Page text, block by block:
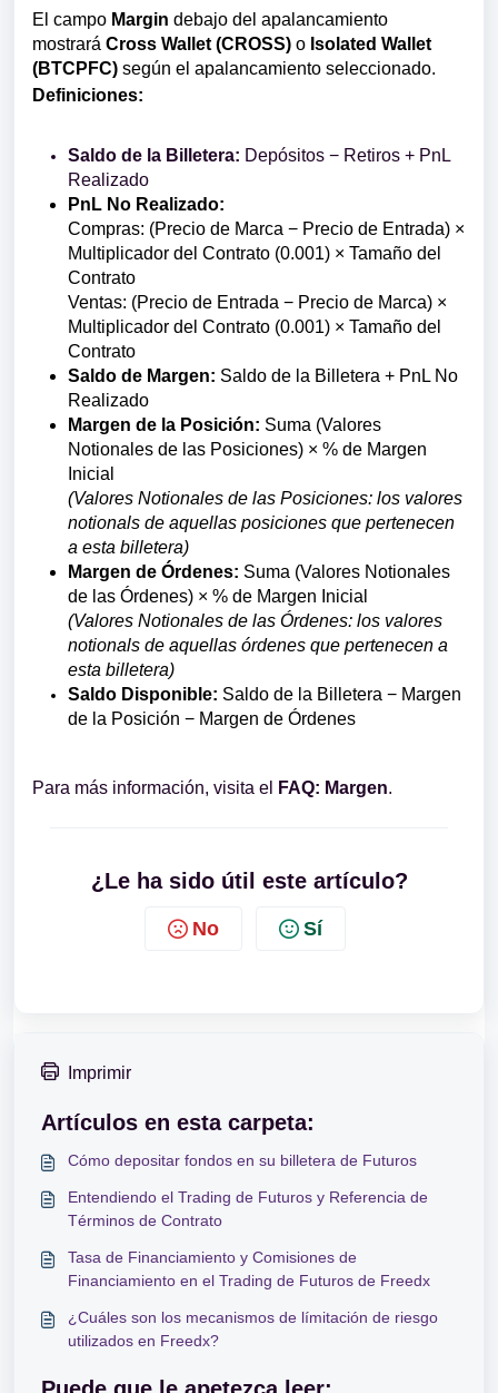
El campo Margin debajo del apalancamiento
mostrará Cross Wallet (CROSS) o Isolated Wallet
(BTCPFC) según el apalancamiento seleccionado.
Definiciones:
Saldo de la Billetera: Depósitos − Retiros + PnL
Realizado
PnL No Realizado:
Compras: (Precio de Marca − Precio de Entrada) ×
Multiplicador del Contrato (0.001) × Tamaño del
Contrato
Ventas: (Precio de Entrada − Precio de Marca) ×
Multiplicador del Contrato (0.001) × Tamaño del
Contrato
Saldo de Margen: Saldo de la Billetera + PnL No
Realizado
Margen de la Posición: Suma (Valores
Notionales de las Posiciones) × % de Margen
Inicial
(Valores Notionales de las Posiciones: los valores
notionals de aquellas posiciones que pertenecen
a esta billetera)
Margen de Órdenes: Suma (Valores Notionales
de las Órdenes) × % de Margen Inicial
(Valores Notionales de las Órdenes: los valores
notionals de aquellas órdenes que pertenecen a
esta billetera)
Saldo Disponible: Saldo de la Billetera − Margen
de la Posición − Margen de Órdenes
Para más información, visita el FAQ: Margen.
¿Le ha sido útil este artículo?
No Sí
Imprimir
Artículos en esta carpeta:
Cómo depositar fondos en su billetera de Futuros
Entendiendo el Trading de Futuros y Referencia de
Términos de Contrato
Tasa de Financiamiento y Comisiones de
Financiamiento en el Trading de Futuros de Freedx
¿Cuáles son los mecanismos de límitación de riesgo
utilizados en Freedx?